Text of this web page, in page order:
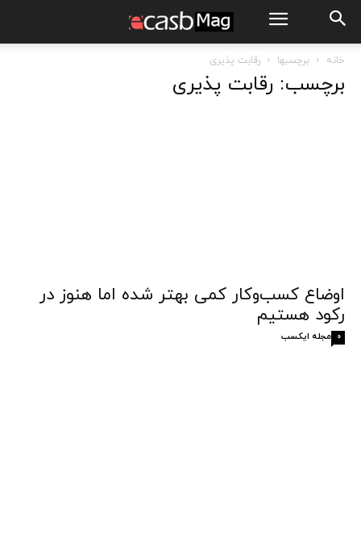
خانه برچسبها رقابت پذیری
برچسب: رقابت پذیری
اوضاع کسب‌وکار کمی بهتر شده اما هنوز در
رکود هستیم
مجله ایکسب 0